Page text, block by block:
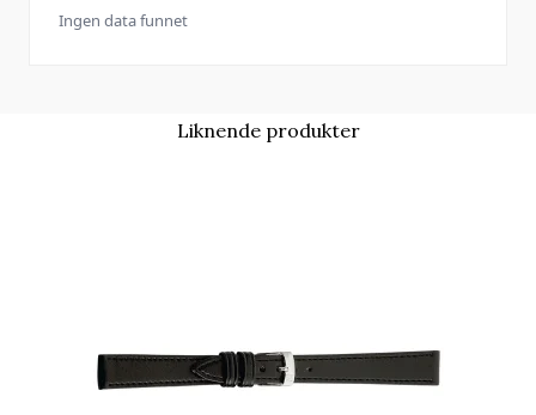
Ingen data funnet
Liknende produkter